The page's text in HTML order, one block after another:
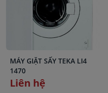
MÁY GIẶT SẤY TEKA LI4
1470
Liên hệ